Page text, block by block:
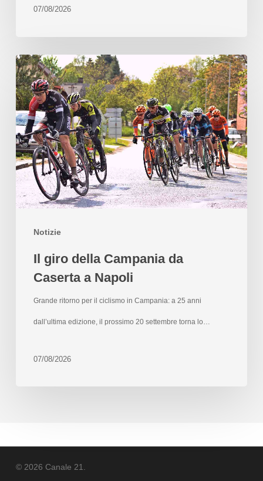
07/08/2026
Notizie
Il giro della Campania da
Caserta a Napoli
Grande ritorno per il ciclismo in Campania: a 25 anni
dall’ultima edizione, il prossimo 20 settembre torna lo…
07/08/2026
© 2026 Canale 21.